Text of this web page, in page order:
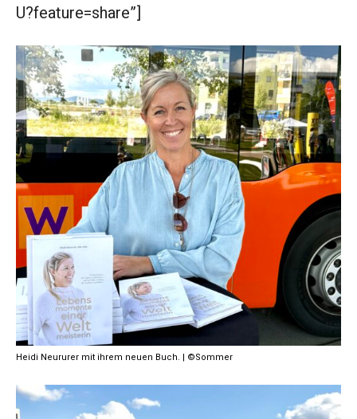
U?feature=share”]
Heidi Neururer mit ihrem neuen Buch. | ©Sommer